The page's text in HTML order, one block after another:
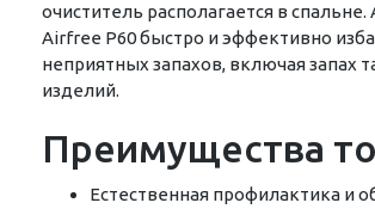
очиститель располагается в спальне.
Airfree P60 быстро и эффективно
неприятных запахов, включая запах
изделий.
Преимущества
Естественная профилактика и